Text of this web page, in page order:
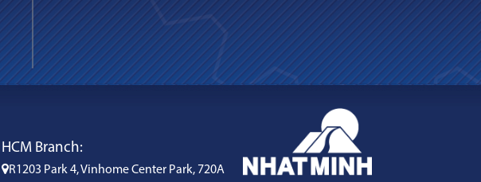
HCM Branch:
R1203 Park 4, Vinhome Center Park, 720A